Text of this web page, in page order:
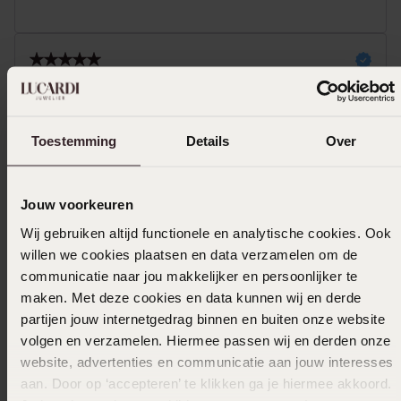
Toestemming Details Over
Jouw voorkeuren
Wij gebruiken altijd functionele en analytische cookies. Ook
willen we cookies plaatsen en data verzamelen om de
communicatie naar jou makkelijker en persoonlijker te
maken. Met deze cookies en data kunnen wij en derde
partijen jouw internetgedrag binnen en buiten onze website
volgen en verzamelen. Hiermee passen wij en derden onze
website, advertenties en communicatie aan jouw interesses
aan. Door op ‘accepteren’ te klikken ga je hiermee akkoord.
17-04-2024
Mehr anzeigen
In den Warenkorb legen
Das könnte dir gefallen